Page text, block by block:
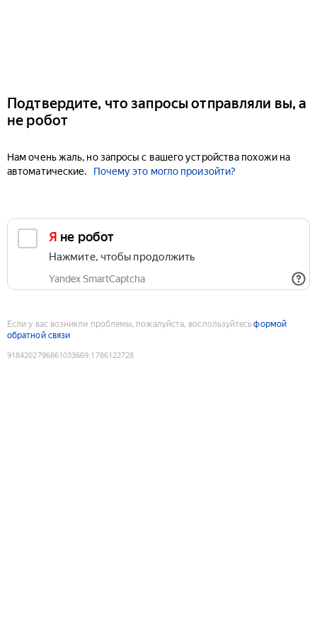
Подтвердите, что запросы отправляли вы, а
не робот
Нам очень жаль, но запросы с вашего устройства похожи на
автоматические.
Почему это могло произойти?
Я не робот
Нажмите, чтобы продолжить
Yandex SmartCaptcha
Если у вас возникли проблемы, пожалуйста, воспользуйтесьформой
обратной связи
9184202796861033669:1786122728